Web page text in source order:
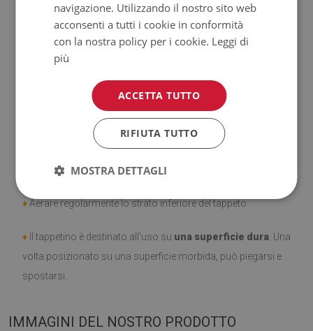
Prodotto facile da pulire,resistente alle macchie e
all'acqua.
Si ricorda che i danni causati dall'uso dovuto al trascorrere
del tempo (es. abrasioni) non sono soggetti a reclami.
Come prendersi cura del prodotto?
Pulire con un panno umido —non usare prodotti chimici
♦ Aerare regolarmente lo strato inferiore del tappeto.
♦ Il tappetino è destinato all'uso su una superficie dura . Una
volta posizionato su una superficie morbida, può piegarsi e
spostarsi.
IMMAGINI DEL NOSTRO PRODOTTO
navigazione. Utilizzando il nostro sito web
acconsenti a tutti i cookie in conformità
con la nostra policy per i cookie. Leggi di
più
ACCETTA TUTTO
RIFIUTA TUTTO
MOSTRA DETTAGLI